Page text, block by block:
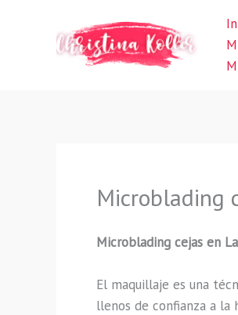
Microblading
Microblading cejas en
El maquillaje es una
llenos de confianza a la